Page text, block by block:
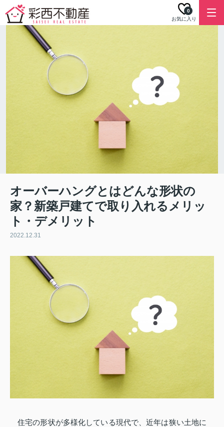
お気に入り
0
オーバーハングとはどんな形状の
家？新築戸建てで取り入れるメリッ
ト・デメリット
2022.12.31
住宅の形状が多様化している現代で、近年は狭い土地に